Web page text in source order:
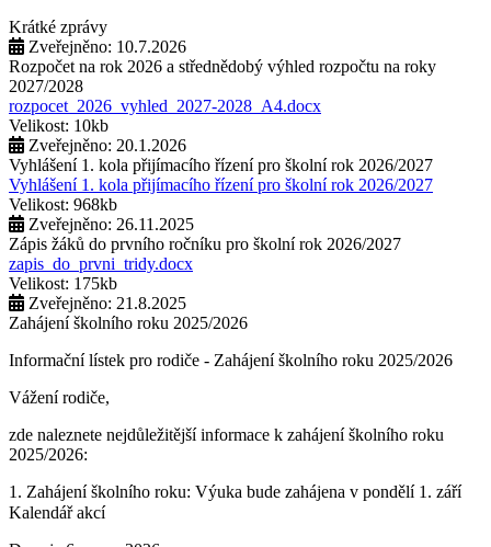
Krátké zprávy
Zveřejněno: 10.7.2026
Rozpočet na rok 2026 a střednědobý výhled rozpočtu na roky
2027/2028
rozpocet_2026_vyhled_2027-2028_A4.docx
Velikost: 10kb
Zveřejněno: 20.1.2026
Vyhlášení 1. kola přijímacího řízení pro školní rok 2026/2027
Vyhlášení 1. kola přijímacího řízení pro školní rok 2026/2027
Velikost: 968kb
Zveřejněno: 26.11.2025
Zápis žáků do prvního ročníku pro školní rok 2026/2027
zapis_do_prvni_tridy.docx
Velikost: 175kb
Zveřejněno: 21.8.2025
Zahájení školního roku 2025/2026
Informační lístek pro rodiče - Zahájení školního roku 2025/2026
Vážení rodiče,
zde naleznete nejdůležitější informace k zahájení školního roku
2025/2026:
1. Zahájení školního roku: Výuka bude zahájena v pondělí 1. září
2025. Tento den končí po 1. vyučovací hodině. Provoz školní
Kalendář akcí